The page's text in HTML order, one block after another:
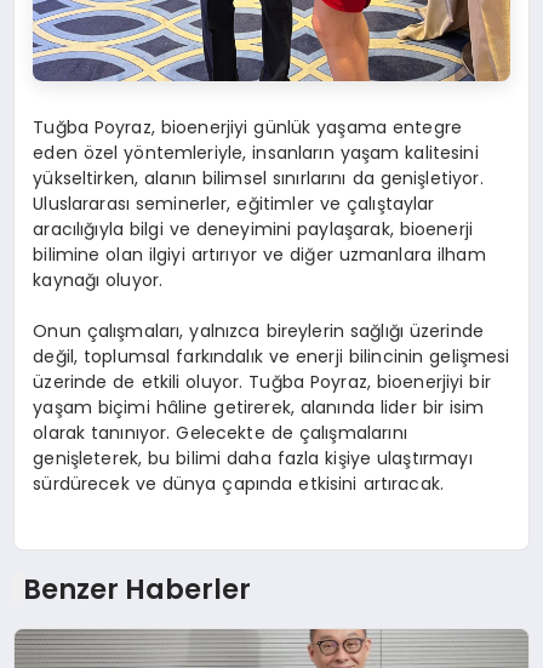
Tuğba Poyraz, bioenerjiyi günlük yaşama entegre
eden özel yöntemleriyle, insanların yaşam kalitesini
yükseltirken, alanın bilimsel sınırlarını da genişletiyor.
Uluslararası seminerler, eğitimler ve çalıştaylar
aracılığıyla bilgi ve deneyimini paylaşarak, bioenerji
bilimine olan ilgiyi artırıyor ve diğer uzmanlara ilham
kaynağı oluyor.
Onun çalışmaları, yalnızca bireylerin sağlığı üzerinde
değil, toplumsal farkındalık ve enerji bilincinin gelişmesi
üzerinde de etkili oluyor. Tuğba Poyraz, bioenerjiyi bir
yaşam biçimi hâline getirerek, alanında lider bir isim
olarak tanınıyor. Gelecekte de çalışmalarını
genişleterek, bu bilimi daha fazla kişiye ulaştırmayı
sürdürecek ve dünya çapında etkisini artıracak.
Benzer Haberler